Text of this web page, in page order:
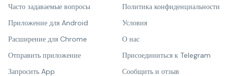
Часто задаваемые вопросы
Приложение для Android
Расширение для Chrome
Отправить приложение
Запросить App
Политика конфиденциальности
Условия
О нас
Присоединиться к Telegram
Сообщить и отзыв